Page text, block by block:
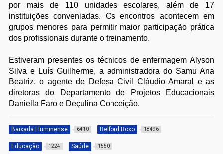
por mais de 110 unidades escolares, além de 17
instituições conveniadas. Os encontros acontecem em
grupos menores para permitir maior participação prática
dos profissionais durante o treinamento.
Estiveram presentes os técnicos de enfermagem Alyson
Silva e Luís Guilherme, a administradora do Samu Ana
Beatriz, o agente de Defesa Civil Cláudio Amaral e as
diretoras do Departamento de Projetos Educacionais
Daniella Faro e Deçulina Conceição.
Baixada Fluminense 6410 Belford Roxo 18496
Educação 1224 Saúde 1550